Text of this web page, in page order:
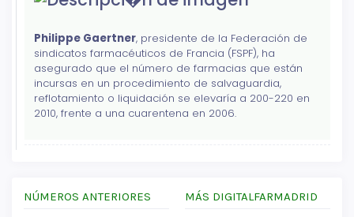
Philippe Gaertner, presidente de la Federación de
sindicatos farmacéuticos de Francia (FSPF), ha
asegurado que el número de farmacias que están
incursas en un procedimiento de salvaguardia,
reflotamiento o liquidación se elevaría a 200-220 en
2010, frente a una cuarentena en 2006.
NÚMEROS ANTERIORES MÁS DIGITALFARMADRID